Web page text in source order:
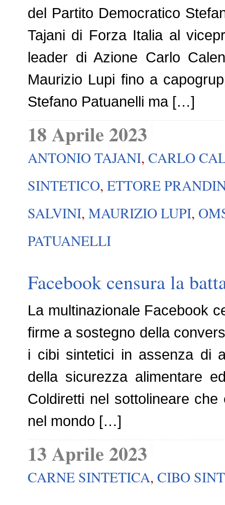
del Partito Democratico
Tajani di Forza Italia al
leader di Azione Carlo
Maurizio Lupi fino a
Stefano Patuanelli ma […]
18 Aprile 2023
ANTONIO TAJANI, CARLO
SINTETICO, ETTORE
SALVINI, MAURIZIO LUPI,
PATUANELLI
Facebook censura la
La multinazionale Facebook
firme a sostegno della
i cibi sintetici in assenza di
della sicurezza alimentare
Coldiretti nel sottolineare
nel mondo […]
13 Aprile 2023
CARNE SINTETICA, CIBO